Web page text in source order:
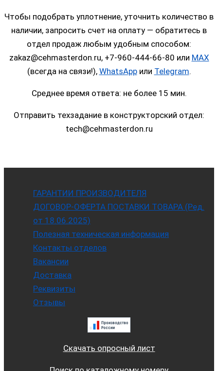
Чтобы подобрать уплотнение, уточнить количество в
наличии, запросить счет на оплату — обратитесь в
отдел продаж любым удобным способом:
zakaz@cehmasterdon.ru, +7-960-444-66-80 или MAX
(всегда на связи!), WhatsAppили Telegram.
Среднее время ответа: не более 15 мин.
Отправить техзадание в конструкторский отдел:
tech@cehmasterdon.ru
ГАРАНТИИ ПРОИЗВОДИТЕЛЯ
ДОГОВОР-ОФЕРТА ПОСТАВКИ ТОВАРА (Ред.
от 18.06.2025)
Полезная техническая информация
Контакты отделов
Вакансии
Доставка
Реквизиты
Отзывы
Скачать опросный лист